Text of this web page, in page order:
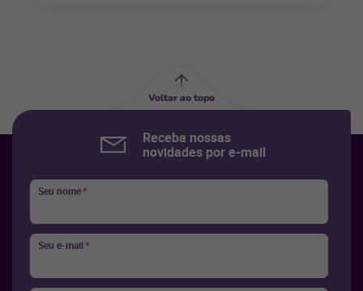
Voltar ao topo
Receba nossas
novidades por e-mail
Seu nome*
Seu e-mail*